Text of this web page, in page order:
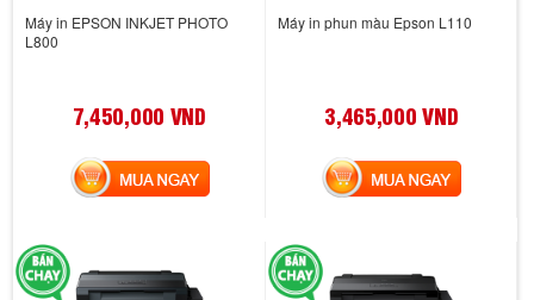
Máy in EPSON INKJET PHOTO
L800
7,450,000 VND
MUA NGAY
Máy in phun màu Epson L110
3,465,000 VND
MUA NGAY